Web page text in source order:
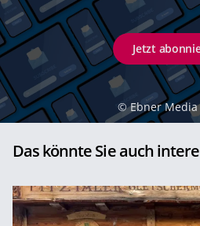
Jetzt
© Ebner
Das könnte Sie auch